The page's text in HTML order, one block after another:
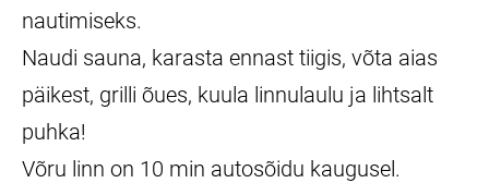
nautimiseks.
Naudi sauna, karasta ennast tiigis, võta aias
päikest, grilli õues, kuula linnulaulu ja lihtsalt
puhka!
Võru linn on 10 min autosõidu kaugusel.